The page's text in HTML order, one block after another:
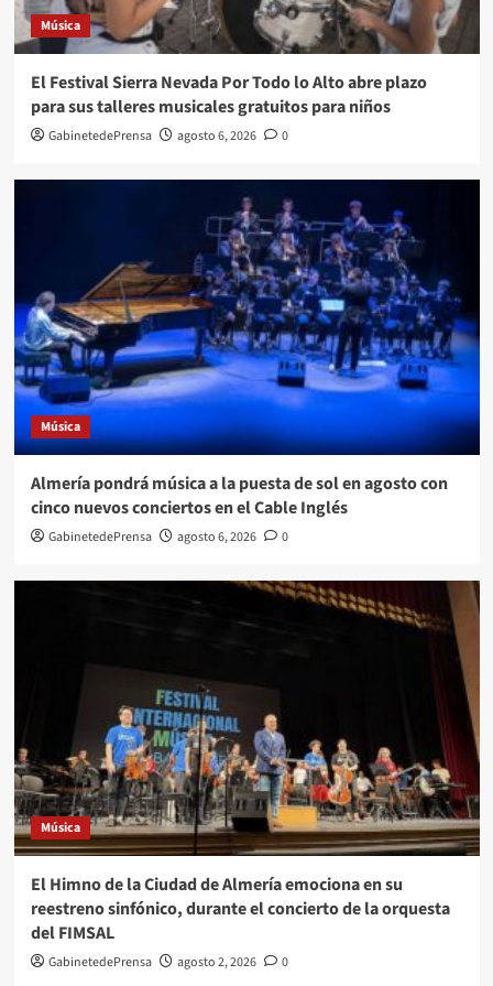
Música
El Festival Sierra Nevada Por Todo lo Alto abre plazo
para sus talleres musicales gratuitos para niños
GabinetedePrensa agosto 6, 2026 0
Música
Almería pondrá música a la puesta de sol en agosto con
cinco nuevos conciertos en el Cable Inglés
GabinetedePrensa agosto 6, 2026 0
Música
El Himno de la Ciudad de Almería emociona en su
reestreno sinfónico, durante el concierto de la orquesta
del FIMSAL
GabinetedePrensa agosto 2, 2026 0